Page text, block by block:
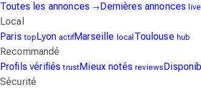
Toutes les annonces →Dernières annonces live
Local
ParistopLyonactifMarseille local Toulouse hub
Recommandé
Profils vérifiéstrustMieux notésreviews
Sécurité